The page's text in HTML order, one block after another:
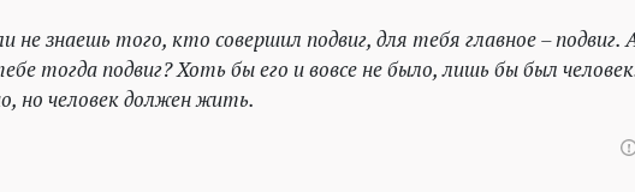
не знаешь того, кто совершил подвиг, для тебя главное – подвиг.
тогда подвиг? Хоть бы его и вовсе не было, лишь бы был
но человек должен жить.